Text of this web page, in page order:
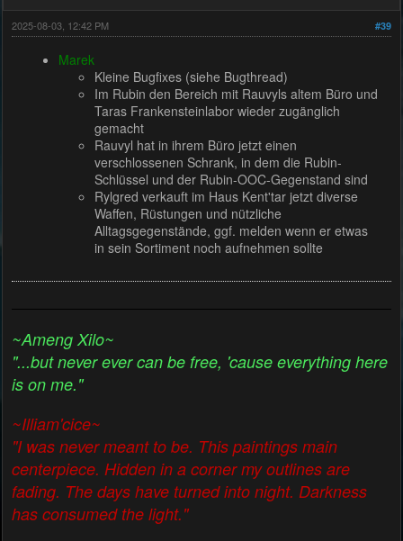
#39
2025-08-03, 12:42 PM
Marek
Kleine Bugfixes (siehe Bugthread)
Im Rubin den Bereich mit Rauvyls altem Büro und
Taras Frankensteinlabor wieder zugänglich
gemacht
Rauvyl hat in ihrem Büro jetzt einen
verschlossenen Schrank, in dem die Rubin-
Schlüssel und der Rubin-OOC-Gegenstand sind
Rylgred verkauft im Haus Kent'tar jetzt diverse
Waffen, Rüstungen und nützliche
Alltagsgegenstände, ggf. melden wenn er etwas
in sein Sortiment noch aufnehmen sollte
~Ameng Xilo~
"...but never ever can be free, 'cause everything here
is on me."
~Illiam'cice~
"I was never meant to be. This paintings main
centerpiece. Hidden in a corner my outlines are
fading. The days have turned into night. Darkness
has consumed the light."